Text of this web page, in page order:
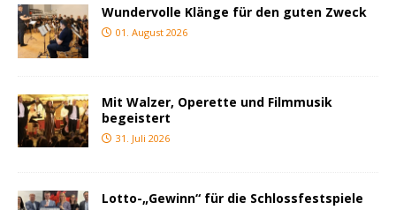
Wundervolle Klänge für den guten Zweck
01. August 2026
Mit Walzer, Operette und Filmmusik
begeistert
31. Juli 2026
Lotto-„Gewinn“ für die Schlossfestspiele